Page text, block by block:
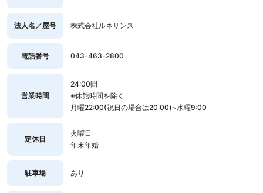
法人名／屋号 株式会社ルネサンス
電話番号 043-463-2800
営業時間
24:00間
※休館時間を除く
月曜22:00(祝日の場合は20:00)~水曜9:00
定休日
火曜日
年末年始
駐車場 あり